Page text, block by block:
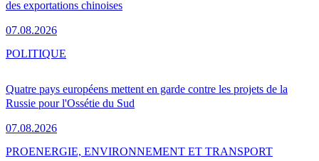
des exportations chinoises
07.08.2026
Quatre pays européens mettent en garde contre les projets de la
Russie pour l'Ossétie du Sud
07.08.2026
POLITIQUE
PROENERGIE, ENVIRONNEMENT ET TRANSPORT